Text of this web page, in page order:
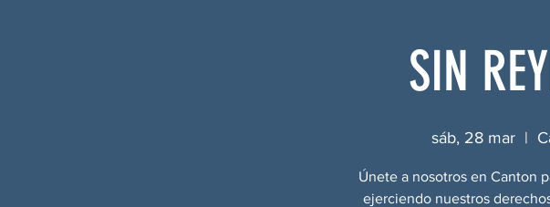
SIN
sáb, 28 mar
  |
Únete a nosotros en Canton
ejerciendo nuestros